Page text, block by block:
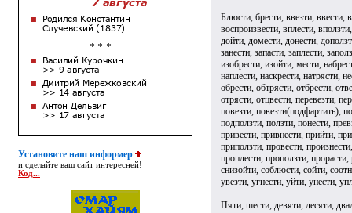
Установите наш информер
и сделайте ваш сайт интересней!
Код...
Блюсти, брести, ввезти, ввести,
воспроизвести, вплести,
дойти, домести, донести,
занести, запасти, заплести,
изобрести, изойти, мести,
наплести, наскрести, натрясти,
обрести, обтрясти, отбрести,
отрясти, отцвести, перевезти,
повезти, повезти(подфартить),
подползти, ползти, понести,
привести, привнести, прийти,
приползти, провести,
проплести, проползти, прорасти,
снизойти, соблюсти, сойти,
увезти, угнести, уйти, унести,
Пяти, шести, девяти, десяти,